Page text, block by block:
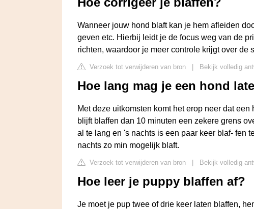
Wanneer jouw hond blaft kan je hem afleiden
geven etc. Hierbij leidt je de focus weg van de
richten, waardoor je meer controle krijgt over de
Verzoek tot verwijderen van bron Bekijk volledig
Hoe lang mag je een hond
Met deze uitkomsten komt het erop neer dat
blijft blaffen dan 10 minuten een zekere grens
al te lang en 's nachts is een paar keer blaf- fen
nachts zo min mogelijk blaft.
Verzoek tot verwijderen van bron Bekijk volledig
Hoe leer je puppy blaffen af?
Je moet je pup twee of drie keer laten blaffen,